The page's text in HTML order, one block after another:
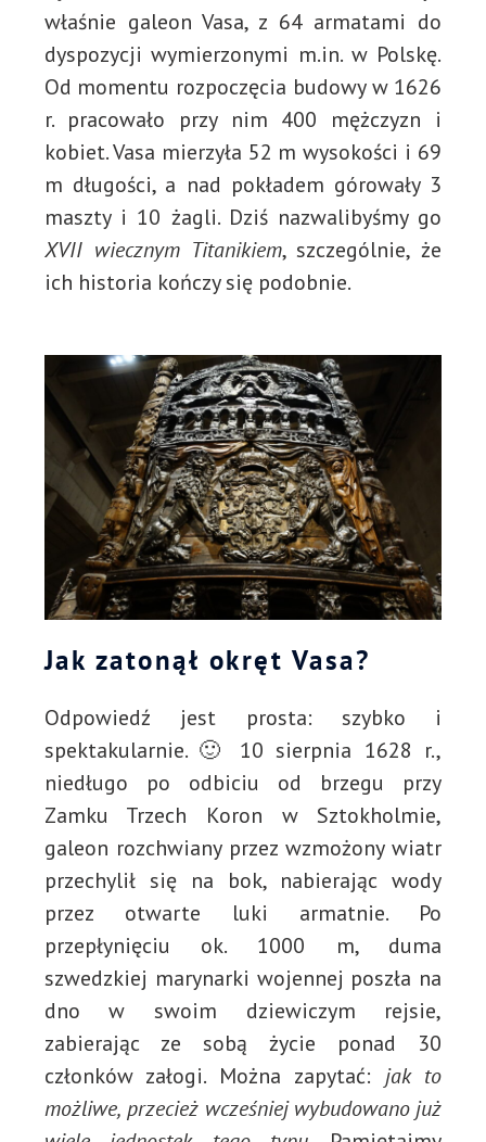
właśnie galeon Vasa, z 64 armatami do
dyspozycji wymierzonymi m.in. w Polskę.
Od momentu rozpoczęcia budowy w 1626
r. pracowało przy nim 400 mężczyzn i
kobiet. Vasa mierzyła 52 m wysokości i 69
m długości, a nad pokładem górowały 3
maszty i 10 żagli. Dziś nazwalibyśmy go
XVII wiecznym Titanikiem, szczególnie, że
ich historia kończy się podobnie.
Jak zatonął okręt Vasa?
Odpowiedź jest prosta: szybko i
spektakularnie. 🙂 10 sierpnia 1628 r.,
niedługo po odbiciu od brzegu przy
Zamku Trzech Koron w Sztokholmie,
galeon rozchwiany przez wzmożony wiatr
przechylił się na bok, nabierając wody
przez otwarte luki armatnie. Po
przepłynięciu ok. 1000 m, duma
szwedzkiej marynarki wojennej poszła na
dno w swoim dziewiczym rejsie,
zabierając ze sobą życie ponad 30
członków załogi. Można zapytać: jak to
możliwe, przecież wcześniej wybudowano już